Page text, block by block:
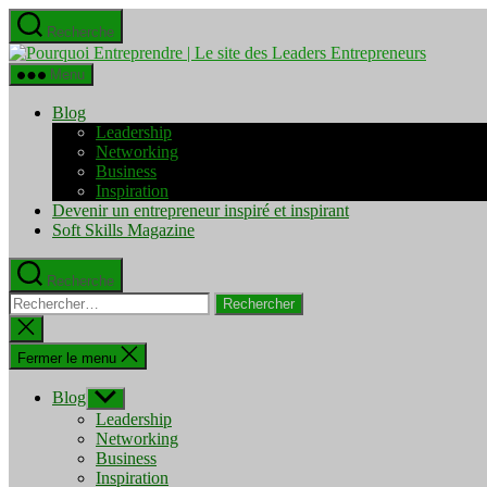
Aller
au
contenu
Recherche
Pourquoi
Menu
Blog
Leadership
Networking
Business
Inspiration
Devenir un entrepreneur inspiré et inspirant
Soft Skills Magazine
Recherche
Rechercher :
Fermer
la
recherche
Fermer le menu
Blog Afficher
le
sous-
menu
Leadership
Networking
Business
Inspiration